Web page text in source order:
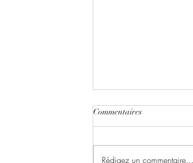
Commentaires
Rédigez un commentaire...